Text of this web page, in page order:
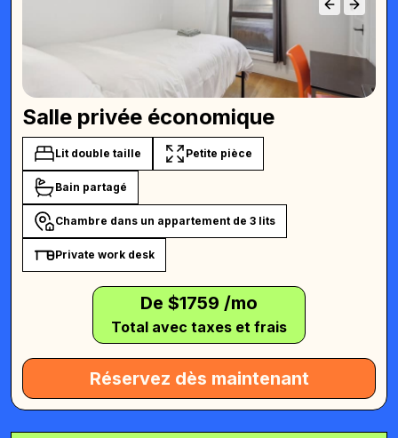
Salle privée économique
Lit double taille Petite pièce
Bain partagé
Chambre dans un appartement de 3 lits
Private work desk
De $1759 /mo
Total avec taxes et frais
Réservez dès maintenant